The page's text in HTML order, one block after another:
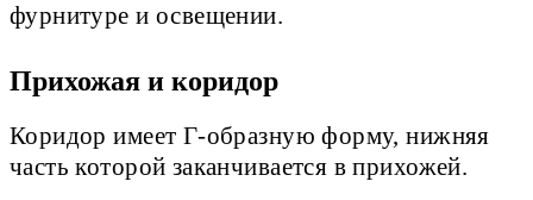
фурнитуре и освещении.
Прихожая и коридор
Коридор имеет Г-образную форму, нижняя
часть которой заканчивается в прихожей.